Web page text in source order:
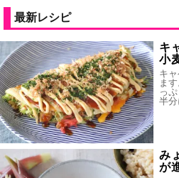
最新レシピ
キ
小
キ
ま
っ
半
み
が